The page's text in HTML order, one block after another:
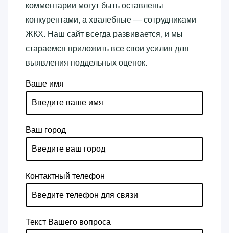
комментарии могут быть оставлены
конкурентами, а хвалебные — сотрудниками
ЖКХ. Наш сайт всегда развивается, и мы
стараемся приложить все свои усилия для
выявления поддельных оценок.
Ваше имя
Ваш город
Контактный телефон
Текст Вашего вопроса